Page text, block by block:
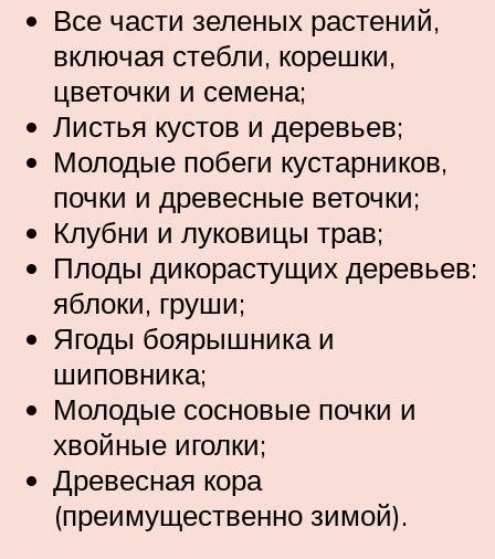
Все части зеленых растений,
включая стебли, корешки,
цветочки и семена;
Листья кустов и деревьев;
Молодые побеги кустарников,
почки и древесные веточки;
Клубни и луковицы трав;
Плоды дикорастущих деревьев:
яблоки, груши;
Ягоды боярышника и
шиповника;
Молодые сосновые почки и
хвойные иголки;
Древесная кора
(преимущественно зимой).